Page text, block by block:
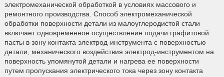
электромеханической обработкой в условиях массового и
ремонтного производства. Способ электромеханической
обработки поверхности детали из малоуглеродистой стали
включает одновременное осуществление подачи графитовой
пасты в зону контакта электрод-инструмента с поверхностью
детали, механического воздействия электрод-инструментом на
поверхность упомянутой детали и нагрева ее поверхности
путем пропускания электрического тока через зону контакта